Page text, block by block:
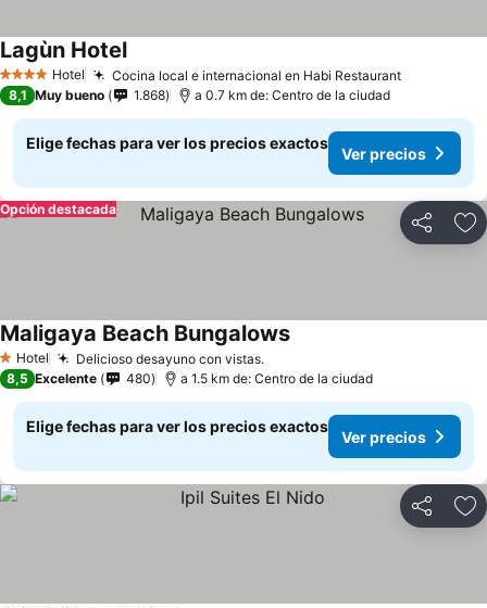
4 EstrellasHotel Cocina local e internacional en Habi Restaurant
Lagùn Hotel
8,1 Muy bueno 1.868 a 0.7 km de: Centro de la ciudad
Elige fechas para ver los precios exactos
Ver precios
Compartir
Opción destacada
1 Estrellas
Hotel Delicioso desayuno con vistas.
Maligaya Beach Bungalows
8,5 Excelente 480 a 1.5 km de: Centro de la ciudad
Elige fechas para ver los precios exactos
Ver precios
Compartir